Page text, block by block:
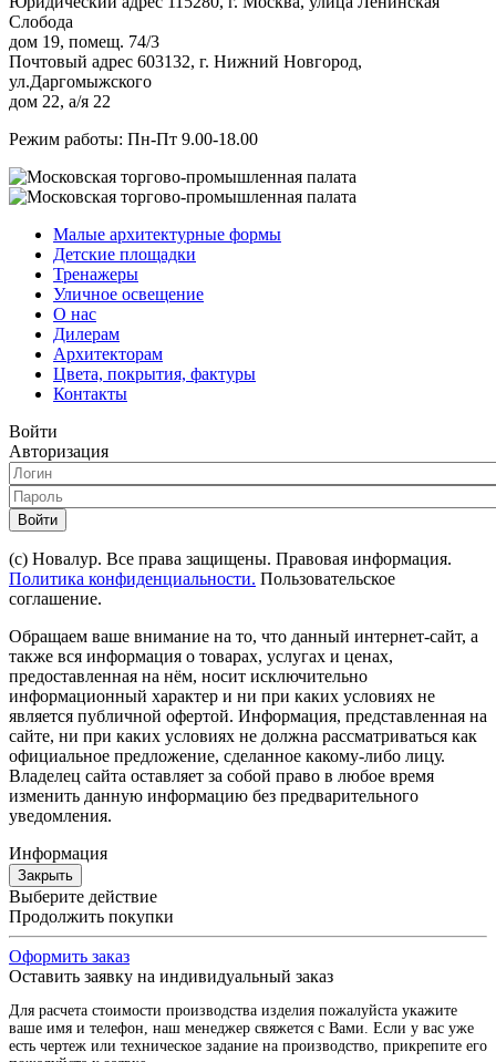
Слобода
дом 19, помещ. 74/3
Почтовый адрес 603132, г. Нижний Новгород,
ул.Даргомыжского
дом 22, а/я 22
Режим работы: Пн-Пт 9.00-18.00
Малые архитектурные формы
Детские площадки
Тренажеры
Уличное освещение
О нас
Дилерам
Архитекторам
Цвета, покрытия, фактуры
Контакты
Войти
Авторизация
Войти
(с) Новалур. Все права защищены. Правовая информация.
Политика конфиденциальности. Пользовательское
соглашение.
Обращаем ваше внимание на то, что данный интернет-сайт, а
также вся информация о товарах, услугах и ценах,
предоставленная на нём, носит исключительно
информационный характер и ни при каких условиях не
является публичной офертой. Информация, представленная на
сайте, ни при каких условиях не должна рассматриваться как
официальное предложение, сделанное какому-либо лицу.
Владелец сайта оставляет за собой право в любое время
изменить данную информацию без предварительного
уведомления.
Информация
Закрыть
Выберите действие
Продолжить покупки
Оформить заказ
Оставить заявку на индивидуальный заказ
Для расчета стоимости производства изделия пожалуйста укажите
ваше имя и телефон, наш менеджер свяжется с Вами. Если у вас уже
есть чертеж или техническое задание на производство, прикрепите его